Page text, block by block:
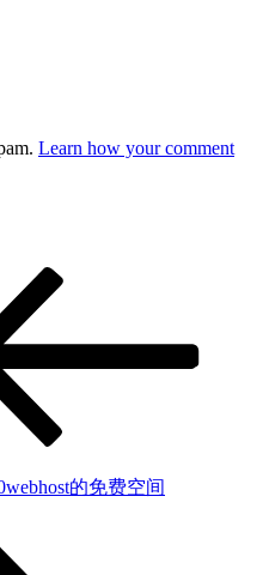
Learn how your comment
的免费空间